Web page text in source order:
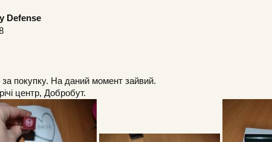
Defense
покупку. На даний момент зайвий.
центр, Добробут.